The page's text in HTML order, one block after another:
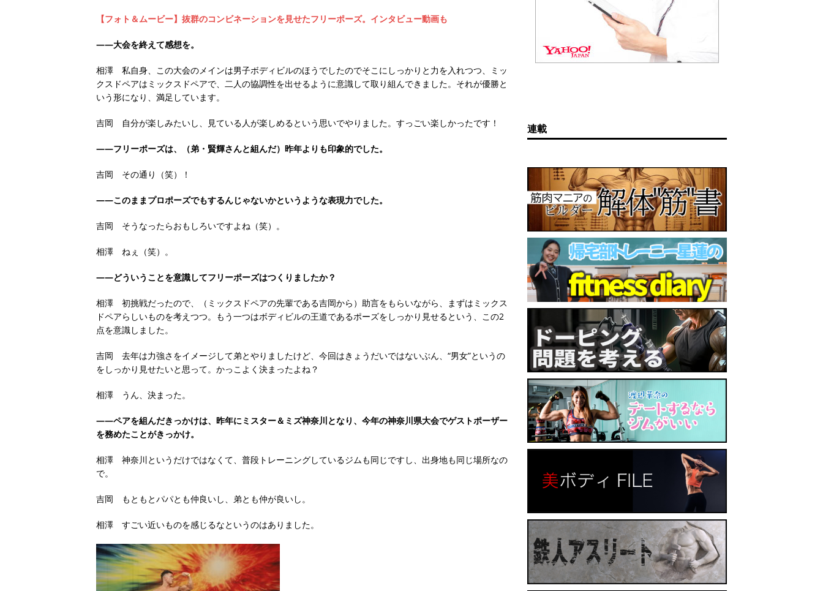
【フォト＆ムービー】抜群のコンビネーションを見せたフリーポーズ。インタビュー動画も
――大会を終えて感想を。
相澤 私自身、この大会のメインは男子ボディビルのほうでしたのでそこにしっかりと力を入れつつ、ミッ
クスドペアはミックスドペアで、二人の協調性を出せるように意識して取り組んできました。それが優勝と
いう形になり、満足しています。
吉岡 自分が楽しみたいし、見ている人が楽しめるという思いでやりました。すっごい楽しかったです！
――フリーポーズは、（弟・賢輝さんと組んだ）昨年よりも印象的でした。
吉岡 その通り（笑）！
――このままプロポーズでもするんじゃないかというような表現力でした。
吉岡 そうなったらおもしろいですよね（笑）。
相澤 ねぇ（笑）。
――どういうことを意識してフリーポーズはつくりましたか？
相澤 初挑戦だったので、（ミックスドペアの先輩である吉岡から）助言をもらいながら、まずはミックス
ドペアらしいものを考えつつ。もう一つはボディビルの王道であるポーズをしっかり見せるという、この2
点を意識しました。
吉岡 去年は力強さをイメージして弟とやりましたけど、今回はきょうだいではないぶん、“男女”というの
をしっかり見せたいと思って。かっこよく決まったよね？
相澤 うん、決まった。
――ペアを組んだきっかけは、昨年にミスター＆ミズ神奈川となり、今年の神奈川県大会でゲストポーザー
を務めたことがきっかけ。
相澤 神奈川というだけではなくて、普段トレーニングしているジムも同じですし、出身地も同じ場所なの
で。
吉岡 もともとパパとも仲良いし、弟とも仲が良いし。
相澤 すごい近いものを感じるなというのはありました。
連載